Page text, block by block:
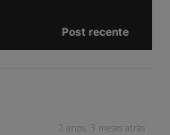
Post recente
2 anos, 3 meses atrás